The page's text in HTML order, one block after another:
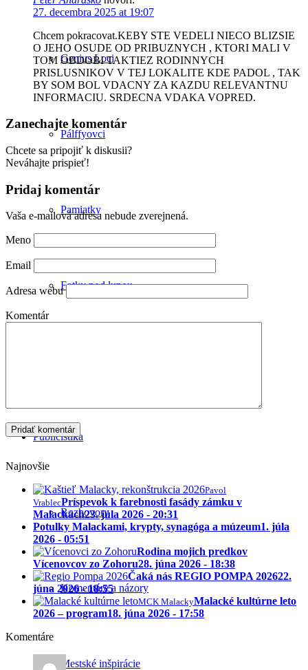
Genius Loci
Pálffyovci
Pamiatky
Fotky pod lupou
Publicistika
Rozhovory
Komentáre a názory
Mestské inšpirácie
27. decembra 2025 at 19:07
Chcem pokracovat.KEBY STE VEDELI NIECO BLIZSIE
O JEHO OSUDE OD PRIBUZNYCH , KTORI MALI V
TOM OBDOBI TAKTIEZ RODINNYCH
PRISLUSNIKOV V TEJ LOKALITE KDE PADOL , TAK
BY SOM BOL VDACNY ZA KAZDU RELEVANTNU
INFORMACIU. SRDECNA VDAKA VOPRED.
Zanechajte komentár
Chcete sa pripojiť k diskusii?
Neváhajte prispieť!
Pridaj komentár
Vaša e-mailová adresa nebude zverejnená.
Meno
Email
Adresa webu
Komentár
Najnovšie
Pavol
VrablecPríspevok k farebnosti fasády zámku v
Malackách23. júla 2026 - 20:31
Potulky Malackami, krypty, synagóga a múzeum1. júla
2026 - 05:51
Rodina mojich predkov
Vícenovcov zo Zohoru28. júna 2026 - 18:38
Čaká nás REGIO POMPA 202622.
júna 2026 - 18:55
MCK MalackyMalacké kultúrne leto
2026 – program18. júna 2026 - 17:58
Komentáre